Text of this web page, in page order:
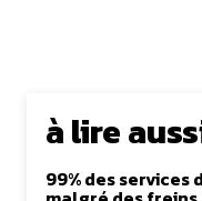
à lire
99% des